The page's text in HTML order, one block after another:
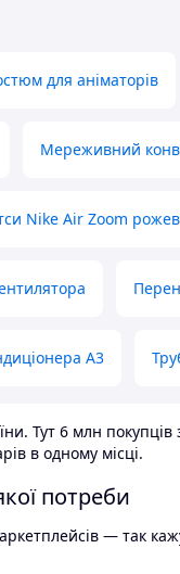
для аніматорів
Мереживний
Nike Air Zoom
А3
Тут 6 млн покупців
в одному місці.
потреби
— так